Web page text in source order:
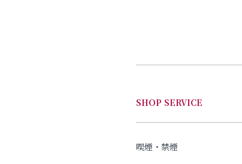
SHOP SERVICE
喫煙・禁煙